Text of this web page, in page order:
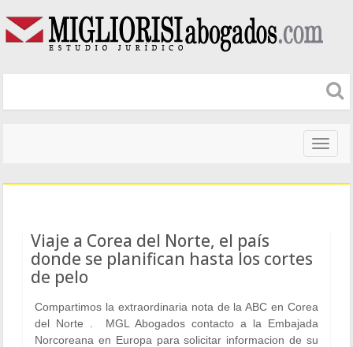
Viaje a Corea del Norte, el país
donde se planifican hasta los cortes
de pelo
Compartimos la extraordinaria nota de la ABC en Corea
del Norte . MGL Abogados contacto a la Embajada
Norcoreana en Europa para solicitar informacion de su